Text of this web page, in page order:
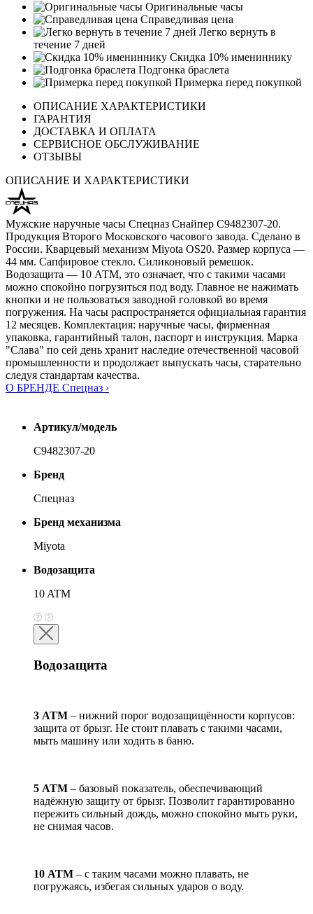
Оригинальные часы
Справедливая цена
Легко вернуть в
течение 7 дней
Скидка 10% имениннику
Подгонка браслета
Примерка перед покупкой
ОПИСАНИЕ ХАРАКТЕРИСТИКИ
ГАРАНТИЯ
ДОСТАВКА И ОПЛАТА
СЕРВИСНОЕ ОБСЛУЖИВАНИЕ
ОТЗЫВЫ
ОПИСАНИЕ И ХАРАКТЕРИСТИКИ
Мужские наручные часы Спецназ Снайпер С9482307-20.
Продукция Второго Московского часового завода. Сделано в
России. Кварцевый механизм Miyota OS20. Размер корпуса —
44 мм. Сапфировое стекло. Силиконовый ремешок.
Водозащита — 10 АТМ, это означает, что с такими часами
можно спокойно погрузиться под воду. Главное не нажимать
кнопки и не пользоваться заводной головкой во время
погружения. На часы распространяется официальная гарантия
12 месяцев. Комплектация: наручные часы, фирменная
упаковка, гарантийный талон, паспорт и инструкция. Марка
"Слава" по сей день хранит наследие отечественной часовой
промышленности и продолжает выпускать часы, старательно
следуя стандартам качества.
О БРЕНДЕ Спецназ ›
Артикул/модель
С9482307-20
Бренд
Спецназ
Бренд механизма
Miyota
Водозащита
10 ATM
Водозащита
3 АТМ – нижний порог водозащищённости корпусов:
защита от брызг. Не стоит плавать с такими часами,
мыть машину или ходить в баню.
5 АТМ – базовый показатель, обеспечивающий
надёжную защиту от брызг. Позволит гарантированно
пережить сильный дождь, можно спокойно мыть руки,
не снимая часов.
10 АТМ – с таким часами можно плавать, не
погружаясь, избегая сильных ударов о воду.